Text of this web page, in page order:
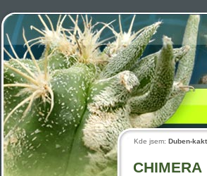
CHIMERA
Kde jsem: Duben-